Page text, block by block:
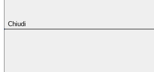
Chiudi